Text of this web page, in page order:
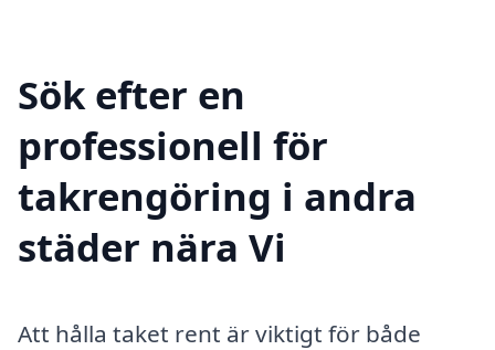
Sök efter en
professionell för
takrengöring i andra
städer nära Vi
Att hålla taket rent är viktigt för både